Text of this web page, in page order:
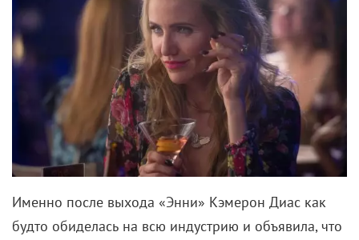
Именно после выхода «Энни» Кэмерон Диас как
будто обиделась на всю индустрию и объявила, что